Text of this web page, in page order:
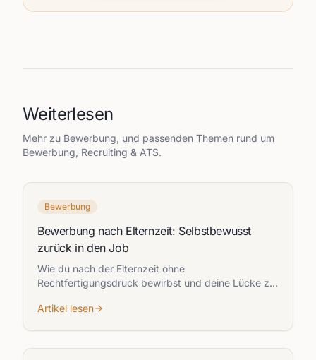
Weiterlesen
Mehr zu Bewerbung, und passenden Themen rund um
Bewerbung, Recruiting & ATS.
Bewerbung
Bewerbung nach Elternzeit: Selbstbewusst
zurück in den Job
Wie du nach der Elternzeit ohne
Rechtfertigungsdruck bewirbst und deine Lücke zur
Artikel lesen